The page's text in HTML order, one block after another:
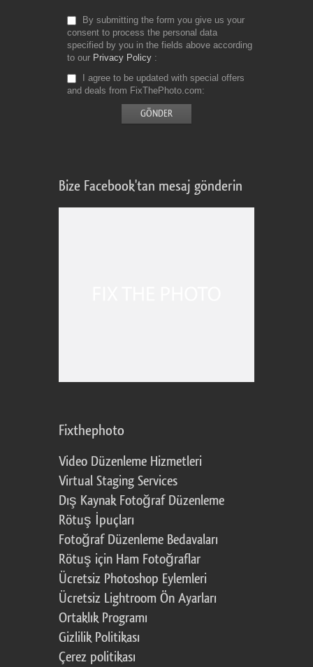
By submitting the form you give us your
consent to process the personal data
specified by you in the fields above according
to our Privacy Policy
I agree to be updated with special offers
and deals from FixThePhoto.com
Bize Facebook'tan mesaj gönderin
Fixthephoto
Video Düzenleme Hizmetleri
Virtual Staging Services
Dış Kaynak Fotoğraf Düzenleme
Rötuş İpuçları
Fotoğraf Düzenleme Bedavaları
Rötuş için Ham Fotoğraflar
Ücretsiz Photoshop Eylemleri
Ücretsiz Lightroom Ön Ayarları
Ortaklık Programı
Gizlilik Politikası
Çerez politikası